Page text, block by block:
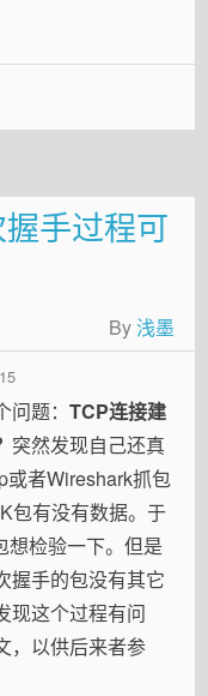
手过程可
By浅墨
问题：TCP连接建
突然发现自己还真
或者Wireshark抓包
包有没有数据。于
想检验一下。但是
握手的包没有其它
现这个过程有问
，以供后来者参